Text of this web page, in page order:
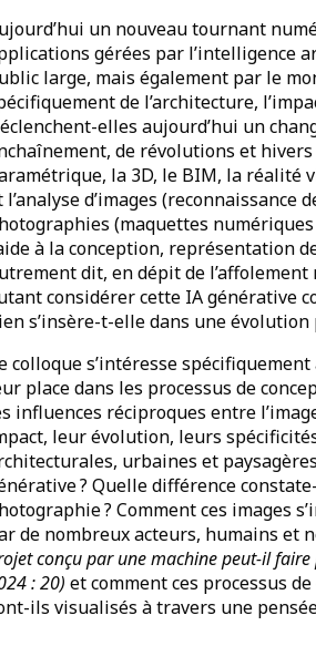
un nouveau tournant
gérées par l’intelligence
large, mais également par le
de l’architecture,
elles aujourd’hui un
de révolutions et
la 3D, le BIM, la réalité
l’analyse d’images
(maquettes
à la conception, représentation
dit, en dépit de
considérer cette IA générative
s’insère-t-elle dans une évolution
colloque s’intéresse
place dans les processus de
influences réciproques entre
leur évolution, leurs
urbaines et
? Quelle différence
? Comment ces images
de nombreux acteurs, humains et
conçu par une machine peut-il
: 20) et comment ces processus
ils visualisés à travers une